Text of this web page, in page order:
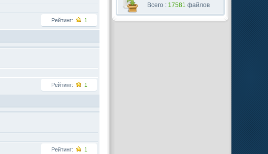
Рейтинг: 1
Рейтинг: 1
Рейтинг: 1
Всего : 17581 файлов